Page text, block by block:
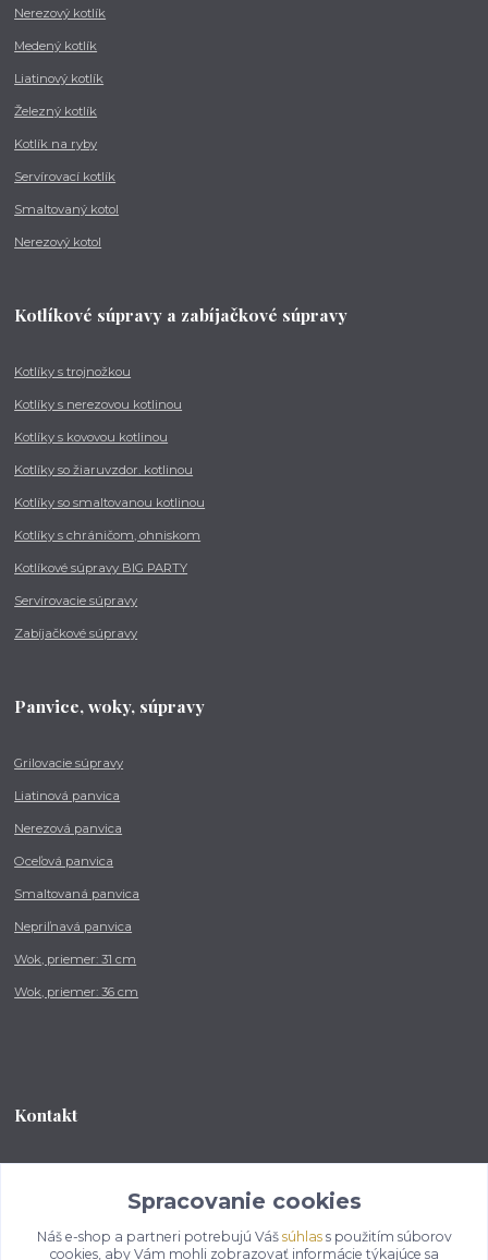
Nerezový kotlík
Medený kotlík
Liatinový kotlík
Železný kotlík
Kotlík na ryby
Servírovací kotlík
Smaltovaný kotol
Nerezový kotol
Kotlíkové súpravy a zabíjačkové súpravy
Kotlíky s trojnožkou
Kotlíky s nerezovou kotlinou
Kotlíky s kovovou kotlinou
Kotlíky so žiaruvzdor. kotlinou
Kotlíky so smaltovanou kotlinou
Kotlíky s chráničom, ohniskom
Kotlíkové súpravy BIG PARTY
Servírovacie súpravy
Zabíjačkové súpravy
Panvice, woky, súpravy
Grilovacie súpravy
Liatinová panvica
Nerezová panvica
Oceľová panvica
Smaltovaná panvica
Nepriľnavá panvica
Wok, priemer: 31 cm
Wok, priemer: 36 cm
Kontakt
od 8:00 - do 16:00 hod
info@kotlikovesupravy.sk
Spracovanie cookies
Náš e-shop a partneri potrebujú Váš súhlass použitím súborov
cookies, aby Vám mohli zobrazovať informácie týkajúce sa